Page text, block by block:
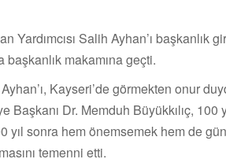
Salih Ayhan’ı başkanlık
başkanlık makamına geçti.
Kayseri’de görmekten onur
Dr. Memduh Büyükkılıç, 100
yıl sonra hem önemsemek hem de
temenni etti.